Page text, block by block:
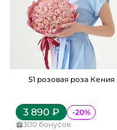
51 розовая роза Кения
3 890 ₽ -20%
300 бонусов